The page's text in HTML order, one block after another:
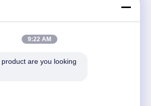
per sconti e altro.
9:22 AM
are you looking